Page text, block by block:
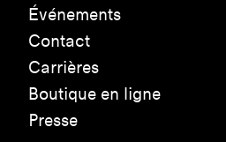
Événements
Contact
Carrières
Boutique en ligne
Presse